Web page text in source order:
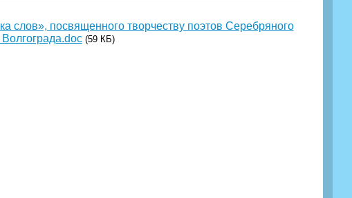
слов», посвященного творчеству поэтов Серебряного
(59 КБ)